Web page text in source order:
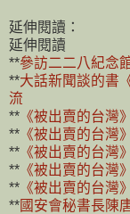
延伸閱讀：
延伸閱讀
**參訪二二八紀念
**大話新聞談的書
流
** 《被出賣的台灣
** 《被出賣的台灣
** 《被出賣的台灣
** 《被出賣的台灣
** 《被出賣的台灣
**國安會秘書長陳